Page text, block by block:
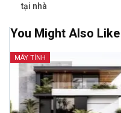
tại nhà
You Might Also Like
MÁY TÍNH